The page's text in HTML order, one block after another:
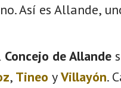
Así es Allande,
Concejo de Allande
, Tineo yVillayón.